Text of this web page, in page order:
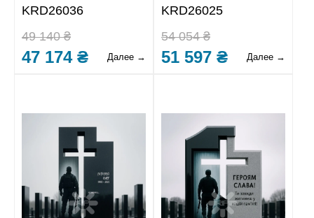
KRD26036
49 140 ₴
47 174 ₴ Далее →
KRD26025
54 054 ₴
51 597 ₴ Далее →